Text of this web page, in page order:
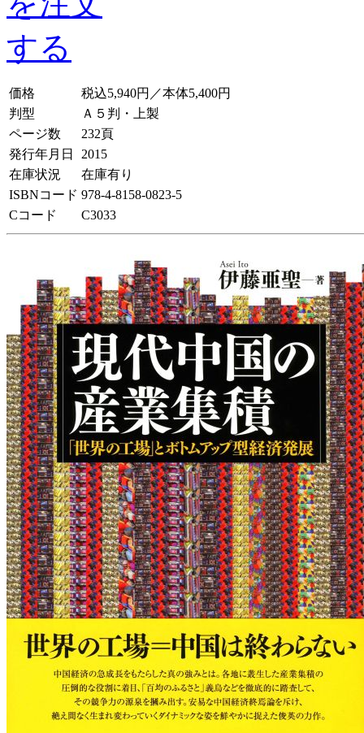
価格
税込5,940円／本体5,400円
判型
Ａ５判・上製
ページ数
232頁
発行年月日
2015
在庫状況
在庫有り
ISBNコード 978-4-8158-0823-5
Cコード
C3033